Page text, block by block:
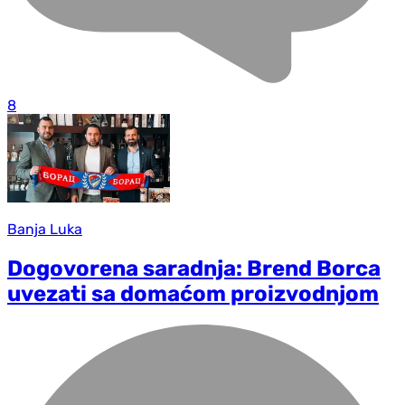
8
Banja Luka
Dogovorena saradnja: Brend Borca
uvezati sa domaćom proizvodnjom